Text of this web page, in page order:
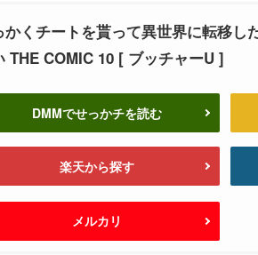
かくチートを貰って異世界に転移し
THE COMIC 10 [ ブッチャーU ]
DMMでせっかチを読む
楽天から探す
メルカリ